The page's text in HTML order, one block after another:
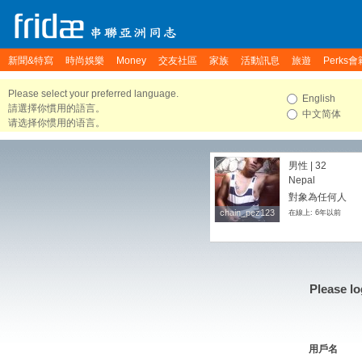
新聞&特寫 時尚娛樂 Money 交友社區 家族 活動訊息 旅遊 Perks會
Please select your preferred language.
請選擇你慣用的語言。
请选择你惯用的语言。
English
中文简体
chain_pez123
chain_pez123
男性 | 32
Nepal
對象為任何人
在線上: 6年以前
Please
用戶名